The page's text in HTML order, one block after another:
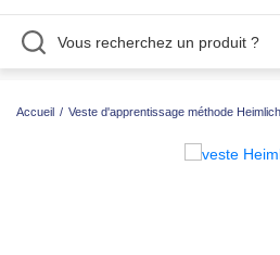
Accueil / Veste d'apprentissage méthode Heimlich